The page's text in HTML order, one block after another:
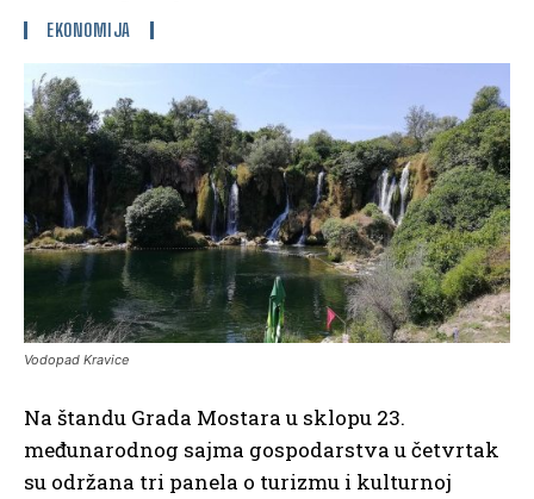
EKONOMIJA
Vodopad Kravice
Na štandu Grada Mostara u sklopu 23.
međunarodnog sajma gospodarstva u četvrtak
su održana tri panela o turizmu i kulturnoj